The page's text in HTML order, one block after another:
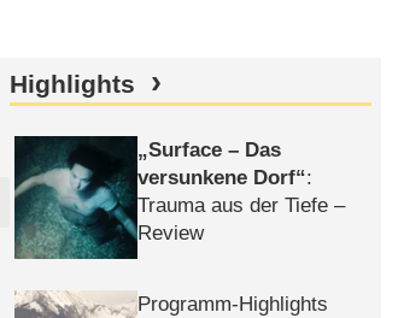
Highlights
Surface – Das
versunkene Dorf :
Trauma aus der Tiefe –
Review
Programm-Highlights